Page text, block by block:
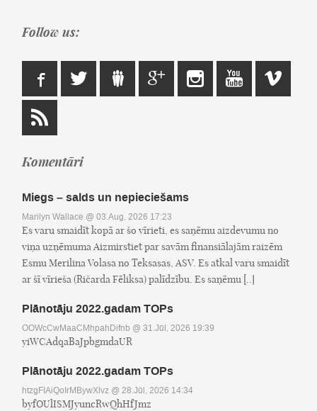
Follow us:
Komentāri
Miegs – salds un nepieciešams
Marilyn Wallace @ 03.Aug, 2026 17:23
Es varu smaidīt kopā ar šo vīrieti, es saņēmu aizdevumu no
viņa uzņēmuma Aizmirstiet par savām finansiālajām raizēm
Esmu Merilina Volasa no Teksasas, ASV. Es atkal varu smaidīt
ar šī vīrieša (Ričarda Fēliksa) palīdzību. Es saņēmu [..]
Plānotāju 2022.gadam TOPs
OOWcCwMaaCMhpahDifnb @ 31.Jūl, 2026 19:39
yiWCAdqaBaJpbgmdaUR
Plānotāju 2022.gadam TOPs
htzgFIAiQoIrMBywXlvz @ 28.Jūl, 2026 14:34
byfOUlISMJyuncRwQhHfJmz